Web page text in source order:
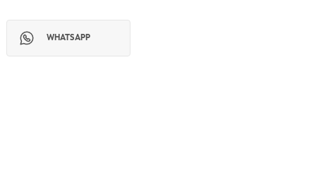
WHATSAPP